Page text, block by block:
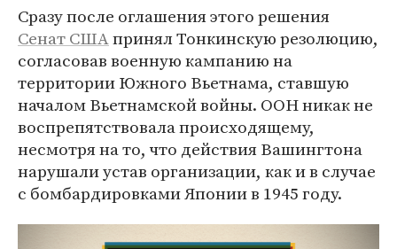
Сразу после оглашения этого решения
Сенат СШАпринял Тонкинскую резолюцию,
согласовав военную кампанию на
территории Южного Вьетнама, ставшую
началом Вьетнамской войны. ООН никак не
воспрепятствовала происходящему,
несмотря на то, что действия Вашингтона
нарушали устав организации, как и в случае
с бомбардировками Японии в 1945 году.